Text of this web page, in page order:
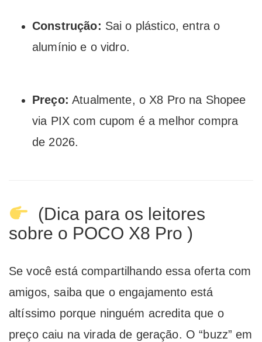
Construção: Sai o plástico, entra o
alumínio e o vidro.
Preço: Atualmente, o X8 Pro na Shopee
via PIX com cupom é a melhor compra
de 2026.
(Dica para os leitores
sobre o POCO X8 Pro )
Se você está compartilhando essa oferta com
amigos, saiba que o engajamento está
altíssimo porque ninguém acredita que o
preço caiu na virada de geração. O “buzz” em